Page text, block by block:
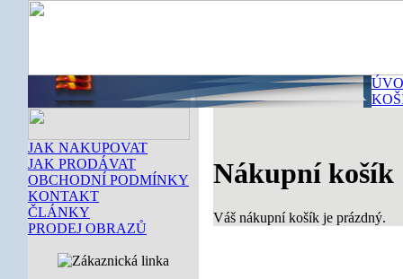
JAK NAKUPOVAT
JAK PRODÁVAT
OBCHODNÍ PODMÍNKY
KONTAKT
ČLÁNKY
PRODEJ OBRAZŮ
Nákupní košík
Váš nákupní košík je prázdný.